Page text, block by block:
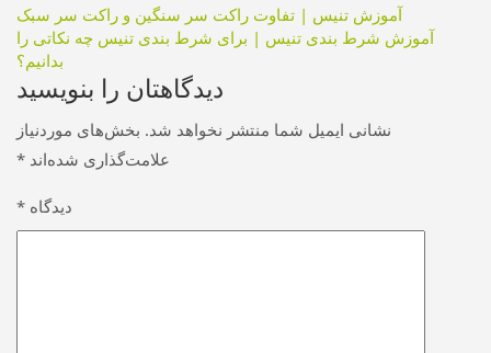
راهبری
نوشته
آموزش تنیس | تفاوت راکت سر سنگین و راکت سر سبک
آموزش شرط بندی تنیس | برای شرط بندی تنیس چه نکاتی را
بدانیم؟
دیدگاهتان را بنویسید
نشانی ایمیل شما منتشر نخواهد شد. بخش‌های موردنیاز
علامت‌گذاری شده‌اند *
دیدگاه *